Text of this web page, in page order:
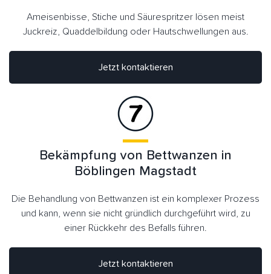
Jetzt kontaktieren
Ameisenbisse, Stiche und Säurespritzer lösen meist
Juckreiz, Quaddelbildung oder Hautschwellungen aus.
Bekämpfung von Bettwanzen in
Böblingen Magstadt
Die Behandlung von Bettwanzen ist ein komplexer Prozess
und kann, wenn sie nicht gründlich durchgeführt wird, zu
einer Rückkehr des Befalls führen.
Jetzt kontaktieren